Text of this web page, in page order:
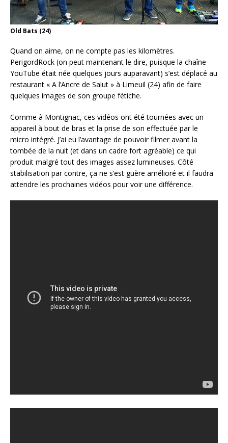
Old Bats (24)
Quand on aime, on ne compte pas les kilomètres.
PerigordRock (on peut maintenant le dire, puisque la chaîne
YouTube était née quelques jours auparavant) s’est déplacé au
restaurant « A l’Ancre de Salut » à Limeuil (24) afin de faire
quelques images de son groupe fétiche.
Comme à Montignac, ces vidéos ont été tournées avec un
appareil à bout de bras et la prise de son effectuée par le
micro intégré. J’ai eu l’avantage de pouvoir filmer avant la
tombée de la nuit (et dans un cadre fort agréable) ce qui
produit malgré tout des images assez lumineuses. Côté
stabilisation par contre, ça ne s’est guère amélioré et il faudra
attendre les prochaines vidéos pour voir une différence.